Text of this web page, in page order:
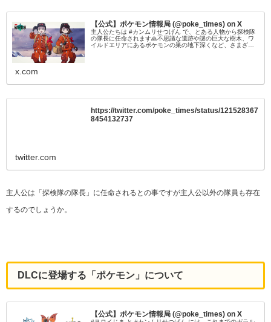
【公式】ポケモン情報局 (@poke_times) on X
主人公たちは #カンムリせつげん で、とある人物から探検隊
の隊長に任命されます🙏不思議な遺跡や謎の巨大な樹木、ワ
イルドエリアにあるポケモンの巣の地下深くなど、さまざま
x.com
https://twitter.com/poke_times/status/121528367
8454132737
twitter.com
主人公は「探検隊の隊長」に任命されるとの事ですが主人公以外の隊員も存在
するのでしょうか。
DLCに登場する「ポケモン」について
【公式】ポケモン情報局 (@poke_times) on X